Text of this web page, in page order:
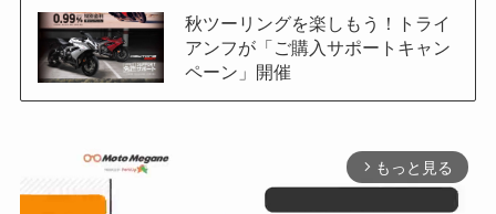
秋ツーリングを楽しもう！トライ
アンフが「ご購入サポートキャン
ペーン」開催
arrow_forward_ios もっと見る